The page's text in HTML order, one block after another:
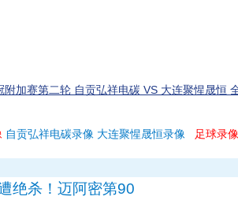
附加赛第二轮 自贡弘祥电碳 VS 大连聚惺晟恒
自贡弘祥电碳录像 大连聚惺晟恒录像 足球录像
绝杀！迈阿密第90